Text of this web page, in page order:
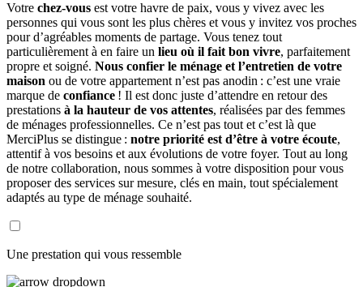
Votre chez-vous est votre havre de paix, vous y vivez avec les
personnes qui vous sont les plus chères et vous y invitez vos proches
pour d’agréables moments de partage. Vous tenez tout
particulièrement à en faire un lieu où il fait bon vivre, parfaitement
propre et soigné. Nous confier le ménage et l’entretien de votre
maison ou de votre appartement n’est pas anodin : c’est une vraie
marque de confiance ! Il est donc juste d’attendre en retour des
prestations à la hauteur de vos attentes, réalisées par des femmes
de ménages professionnelles. Ce n’est pas tout et c’est là que
MerciPlus se distingue : notre priorité est d’être à votre écoute,
attentif à vos besoins et aux évolutions de votre foyer. Tout au long
de notre collaboration, nous sommes à votre disposition pour vous
proposer des services sur mesure, clés en main, tout spécialement
adaptés au type de ménage souhaité.
Une prestation qui vous ressemble